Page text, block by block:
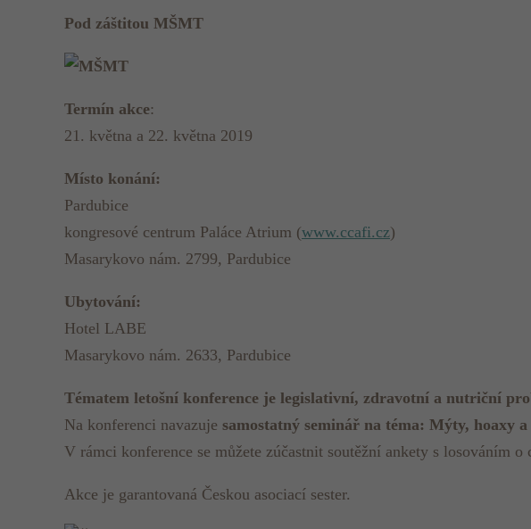
Pod záštitou MŠMT
Termín akce:
21. května a 22. května 2019
Místo konání:
Pardubice
kongresové centrum Paláce Atrium (www.ccafi.cz)
Masarykovo nám. 2799, Pardubice
Ubytování:
Hotel LABE
Masarykovo nám. 2633, Pardubice
Tématem letošní konference je legislativní, zdravotní a nutriční
Na konferenci navazuje samostatný seminář na téma: Mýty, hoaxy
V rámci konference se můžete zúčastnit soutěžní ankety s losováním o
Akce je garantovaná Českou asociací sester.